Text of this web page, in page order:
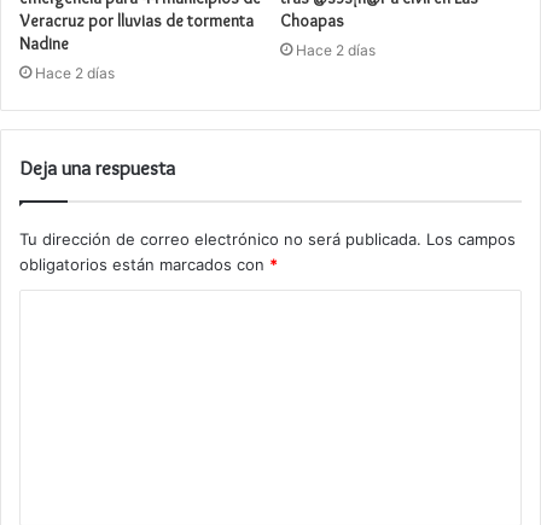
Veracruz por lluvias de tormenta
Nadine
Hace 2 días
Choapas
Hace 2 días
Deja una respuesta
Tu dirección de correo electrónico no será publicada. Los campos
obligatorios están marcados con *